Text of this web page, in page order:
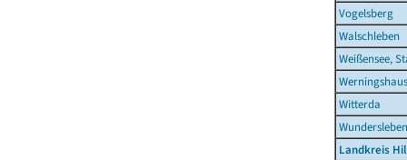
Vogelsberg
Walschleben
Weißensee,
Witterda
Wundersleben
Landkreis